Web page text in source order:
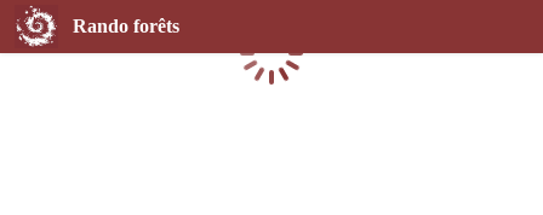
Rando forêts
Chargement